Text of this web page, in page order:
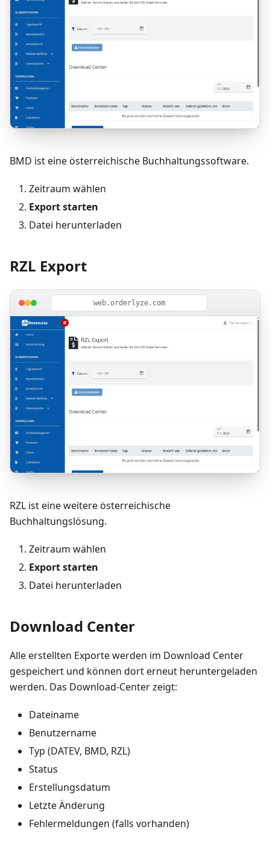
BMD ist eine österreichische Buchhaltungssoftware.
Zeitraum wählen
Export starten
Datei herunterladen
RZL Export
web.orderlyze.com
RZL ist eine weitere österreichische
Buchhaltungslösung.
Zeitraum wählen
Export starten
Datei herunterladen
Download Center
Alle erstellten Exporte werden im Download Center
gespeichert und können dort erneut heruntergeladen
werden. Das Download-Center zeigt:
Dateiname
Benutzername
Typ (DATEV, BMD, RZL)
Status
Erstellungsdatum
Letzte Änderung
Fehlermeldungen (falls vorhanden)